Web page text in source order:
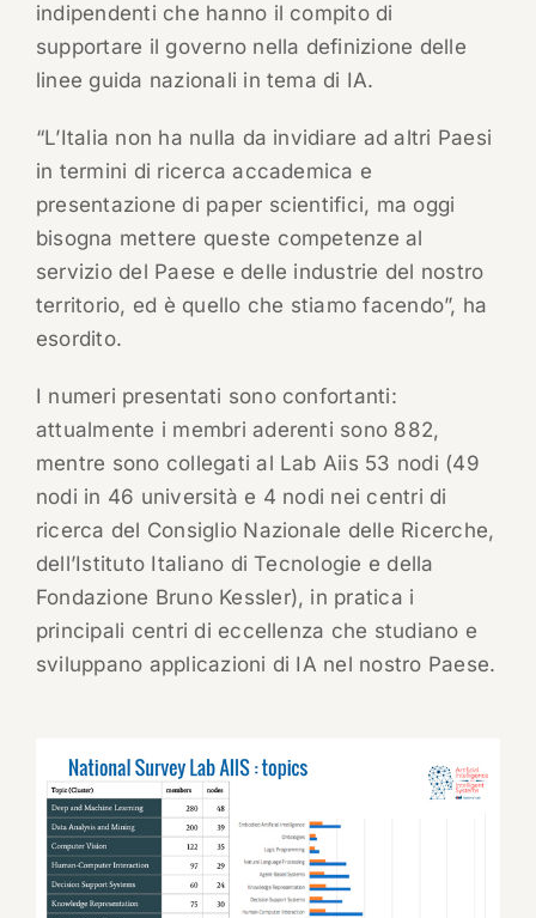
indipendenti che hanno il compito di
supportare il governo nella definizione delle
linee guida nazionali in tema di IA.
“L’Italia non ha nulla da invidiare ad altri Paesi
in termini di ricerca accademica e
presentazione di paper scientifici, ma oggi
bisogna mettere queste competenze al
servizio del Paese e delle industrie del nostro
territorio, ed è quello che stiamo facendo”, ha
esordito.
I numeri presentati sono confortanti:
attualmente i membri aderenti sono 882,
mentre sono collegati al Lab Aiis 53 nodi (49
nodi in 46 università e 4 nodi nei centri di
ricerca del Consiglio Nazionale delle Ricerche,
dell’Istituto Italiano di Tecnologie e della
Fondazione Bruno Kessler), in pratica i
principali centri di eccellenza che studiano e
sviluppano applicazioni di IA nel nostro Paese.